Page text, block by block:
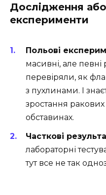
Дослідження
експерименти
Польові
масивні, але певні
перевіряли, як
з пухлинами. І
зростання
обставинах.
Часткові
лабораторні
тут все не так